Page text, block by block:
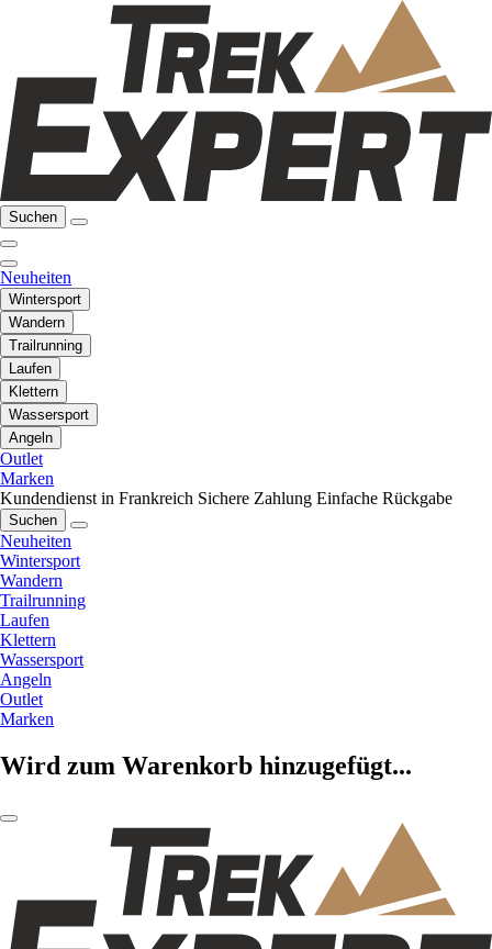
Suchen
Neuheiten
Wintersport
Wandern
Trailrunning
Laufen
Klettern
Wassersport
Angeln
Outlet
Marken
Kundendienst in Frankreich Sichere Zahlung Einfache Rückgabe
Suchen
Neuheiten
Wintersport
Wandern
Trailrunning
Laufen
Klettern
Wassersport
Angeln
Outlet
Marken
Wird zum Warenkorb hinzugefügt...